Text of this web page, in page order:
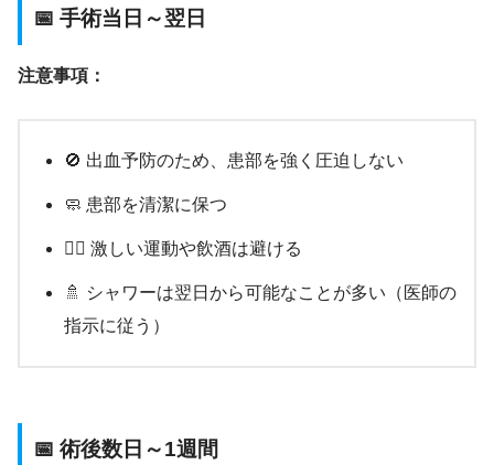
📅 手術当日～翌日
注意事項：
🚫 出血予防のため、患部を強く圧迫しない
🧼 患部を清潔に保つ
🏃‍♂️ 激しい運動や飲酒は避ける
🚿 シャワーは翌日から可能なことが多い（医師の
指示に従う）
📅 術後数日～1週間